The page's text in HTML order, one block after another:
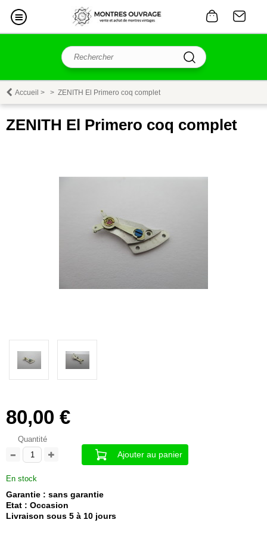
Accueil > > ZENITH El Primero coq complet
ZENITH El Primero coq complet
80,00 €
Quantité
Ajouter au panier
En stock
Garantie : sans garantie
Etat : Occasion
Livraison sous 5 à 10 jours